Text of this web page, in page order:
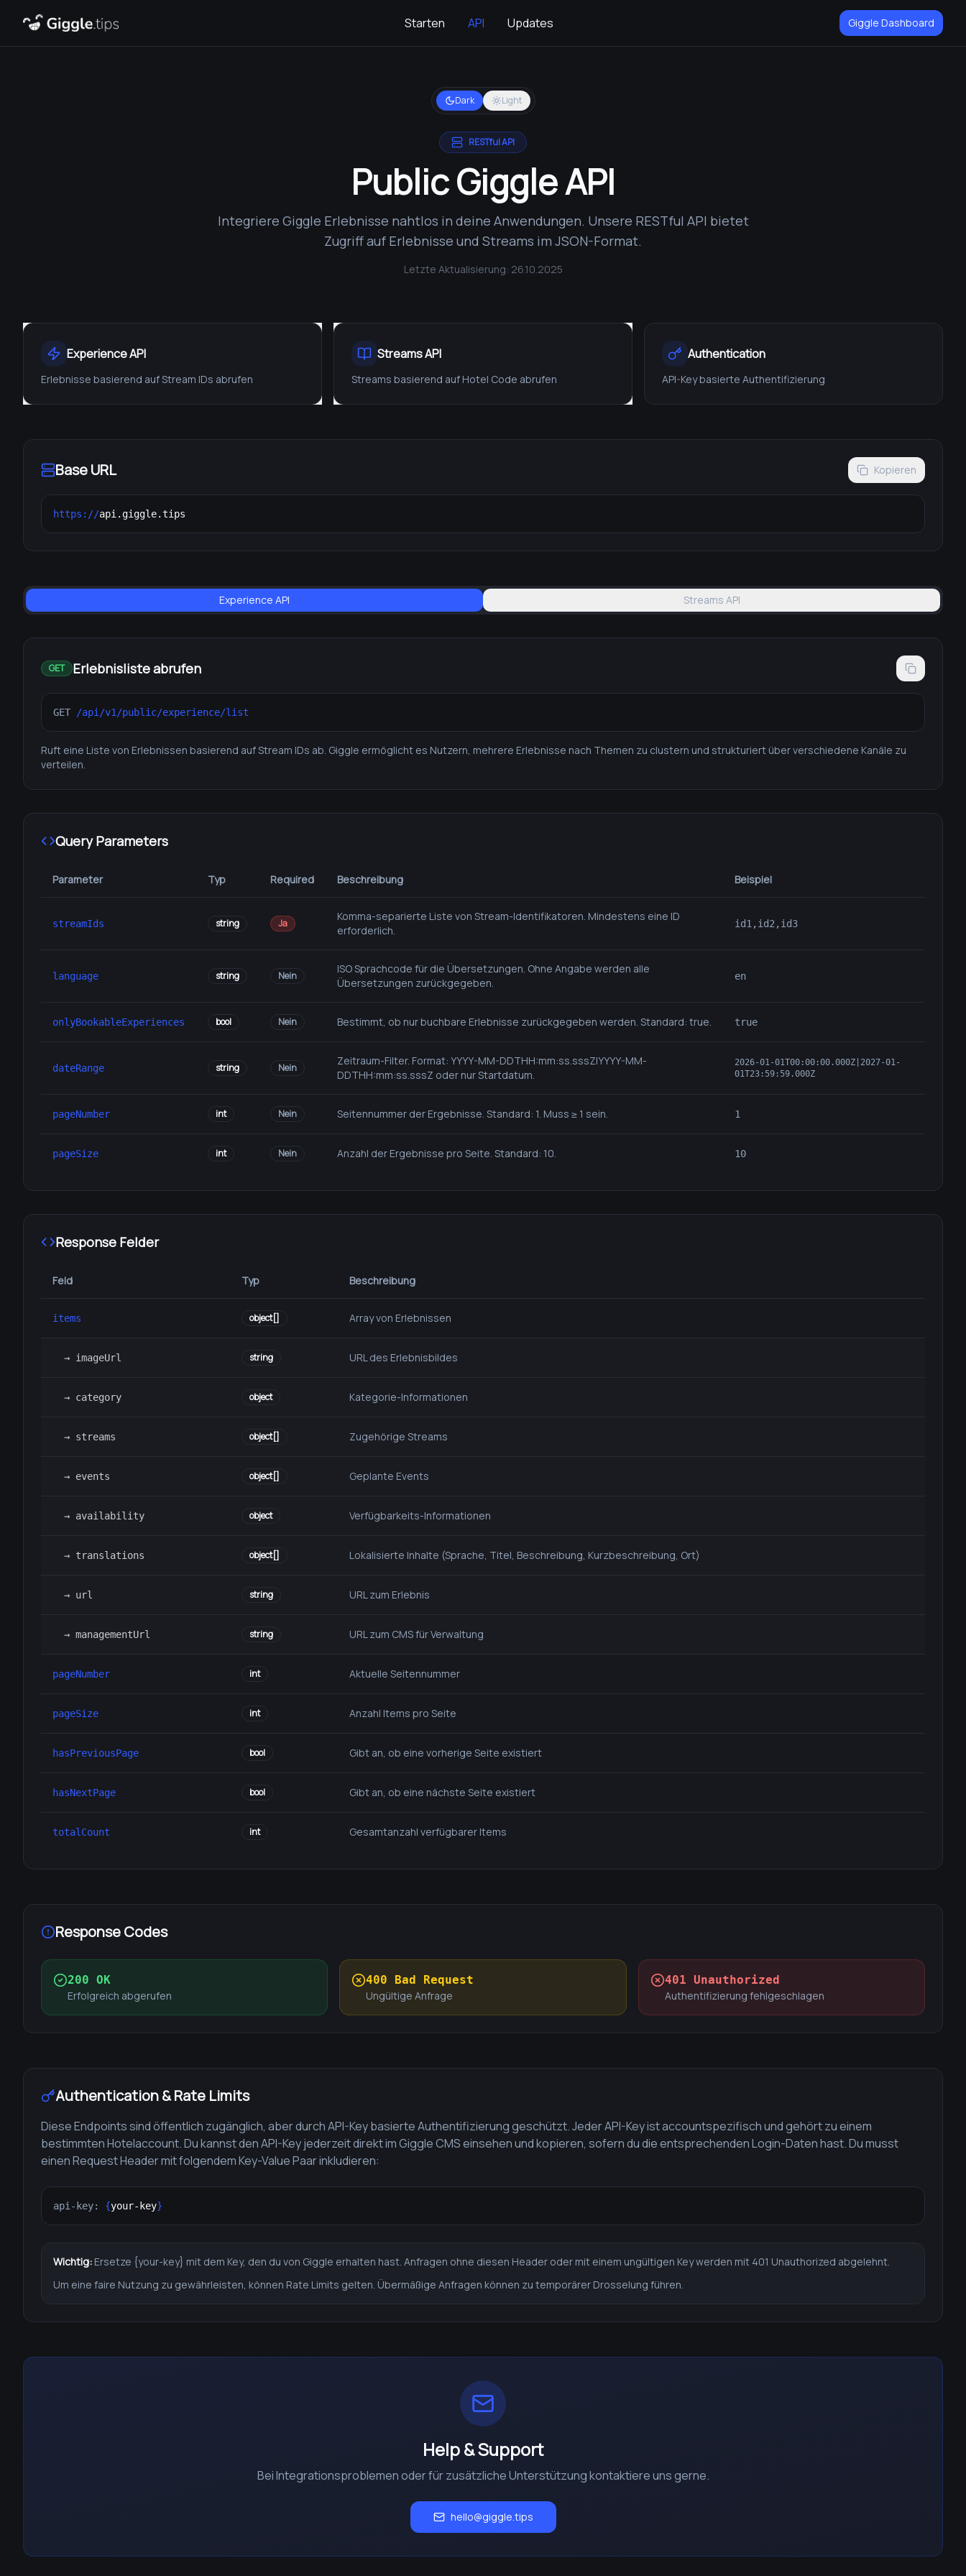
Starten API Updates Giggle Dashboard
Dark Light
RESTful API
Public Giggle API
Integriere Giggle Erlebnisse nahtlos in deine Anwendungen. Unsere RESTful API bietet
Zugriff auf Erlebnisse und Streams im JSON-Format.
Letzte Aktualisierung: 26.10.2025
Experience API
Erlebnisse basierend auf Stream IDs abrufen
Streams API
Streams basierend auf Hotel Code abrufen
Authentication
API-Key basierte Authentifizierung
Base URL Kopieren
https://api.giggle.tips
Experience API Streams API
GET Erlebnisliste abrufen
GET /api/v1/public/experience/list
Ruft eine Liste von Erlebnissen basierend auf Stream IDs ab. Giggle ermöglicht es Nutzern, mehrere Erlebnisse nach Themen zu clustern und strukturiert über verschiedene Kanäle zu
verteilen.
Query Parameters
Parameter Typ Required Beschreibung Beispiel
streamIds string Ja
Komma-separierte Liste von Stream-Identifikatoren. Mindestens eine ID
erforderlich.
id1,id2,id3
language string Nein
ISO Sprachcode für die Übersetzungen. Ohne Angabe werden alle
Übersetzungen zurückgegeben.
en
onlyBookableExperiences bool Nein Bestimmt, ob nur buchbare Erlebnisse zurückgegeben werden. Standard: true. true
dateRange string Nein
Zeitraum-Filter. Format: YYYY-MM-DDTHH:mm:ss.sssZ|YYYY-MM-
DDTHH:mm:ss.sssZ oder nur Startdatum.
2026-01-01T00:00:00.000Z|2027-01-
01T23:59:59.000Z
pageNumber int Nein Seitennummer der Ergebnisse. Standard: 1. Muss ≥ 1 sein. 1
pageSize int Nein Anzahl der Ergebnisse pro Seite. Standard: 10. 10
Response Felder
Feld Typ Beschreibung
items object[] Array von Erlebnissen
→ imageUrl string URL des Erlebnisbildes
→ category object Kategorie-Informationen
→ streams object[] Zugehörige Streams
→ events object[] Geplante Events
→ availability object Verfügbarkeits-Informationen
→ translations object[] Lokalisierte Inhalte (Sprache, Titel, Beschreibung, Kurzbeschreibung, Ort)
→ url string URL zum Erlebnis
→ managementUrl string URL zum CMS für Verwaltung
pageNumber int Aktuelle Seitennummer
pageSize int Anzahl Items pro Seite
hasPreviousPage bool Gibt an, ob eine vorherige Seite existiert
hasNextPage bool Gibt an, ob eine nächste Seite existiert
totalCount int Gesamtanzahl verfügbarer Items
Response Codes
200 OK
Erfolgreich abgerufen
400 Bad Request
Ungültige Anfrage
401 Unauthorized
Authentifizierung fehlgeschlagen
Authentication & Rate Limits
Diese Endpoints sind öffentlich zugänglich, aber durch API-Key basierte Authentifizierung geschützt. Jeder API-Key ist accountspezifisch und gehört zu einem
bestimmten Hotelaccount. Du kannst den API-Key jederzeit direkt im Giggle CMS einsehen und kopieren, sofern du die entsprechenden Login-Daten hast. Du musst
einen Request Header mit folgendem Key-Value Paar inkludieren:
api-key: {your-key}
Wichtig: Ersetze {your-key} mit dem Key, den du von Giggle erhalten hast. Anfragen ohne diesen Header oder mit einem ungültigen Key werden mit 401 Unauthorized abgelehnt.
Um eine faire Nutzung zu gewährleisten, können Rate Limits gelten. Übermäßige Anfragen können zu temporärer Drosselung führen.
Help & Support
Bei Integrationsproblemen oder für zusätzliche Unterstützung kontaktiere uns gerne.
hello@giggle.tips